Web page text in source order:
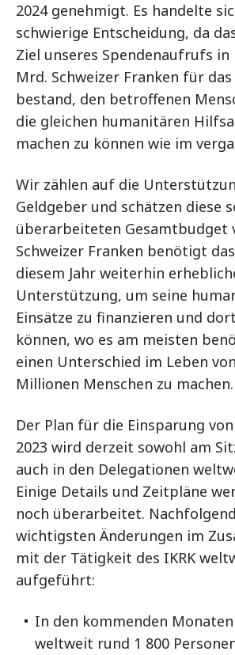
2024 genehmigt. Es handelte
schwierige Entscheidung, da
Ziel unseres Spendenaufrufs in
Mrd. Schweizer Franken für das
bestand, den betroffenen
die gleichen humanitären
machen zu können wie im
Wir zählen auf die
Geldgeber und schätzen diese
überarbeiteten Gesamtbudget
Schweizer Franken benötigt
diesem Jahr weiterhin
Unterstützung, um seine
Einsätze zu finanzieren und
können, wo es am meisten
einen Unterschied im Leben
Millionen Menschen zu machen.
Der Plan für die Einsparung
2023 wird derzeit sowohl am
auch in den Delegationen
Einige Details und Zeitpläne
noch überarbeitet.
wichtigsten Änderungen im
mit der Tätigkeit des IKRK
aufgeführt:
In den kommenden
weltweit rund 1 800